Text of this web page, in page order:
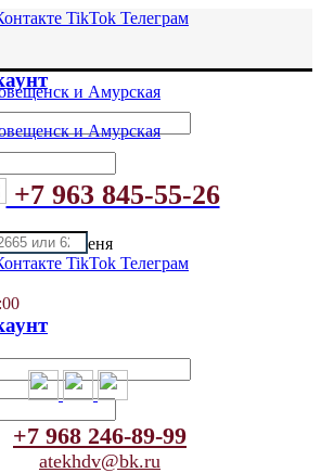
TikTok Телеграм
меня
TikTok Телеграм
+7 963 845-55-26
+7 968 246-89-99
atekhdv@bk.ru